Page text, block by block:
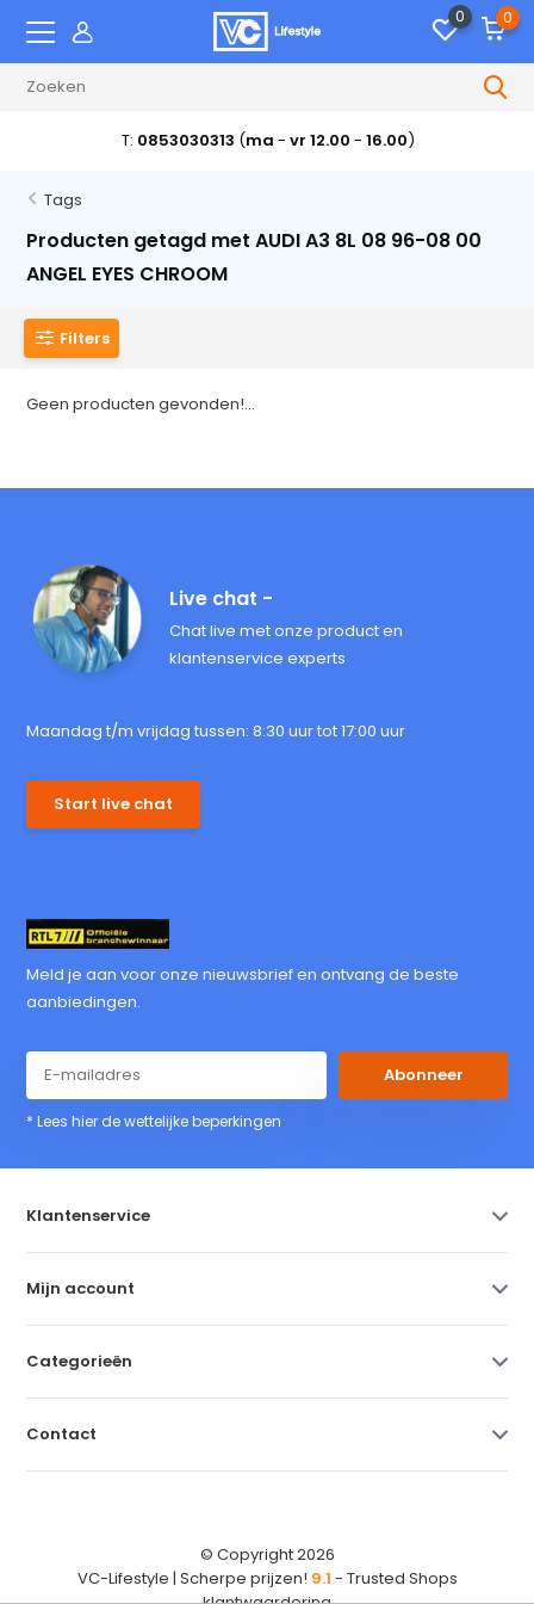
0 0
T: 0853030313 (ma - vr 12.00 - 16.00)
Tags
Producten getagd met AUDI A3 8L 08 96-08 00
ANGEL EYES CHROOM
Filters
Geen producten gevonden!...
Live chat -
Chat live met onze product en
klantenservice experts
Maandag t/m vrijdag tussen: 8:30 uur tot 17:00 uur
Start live chat
Meld je aan voor onze nieuwsbrief en ontvang de beste
aanbiedingen.
Abonneer
* Lees hier de wettelijke beperkingen
Klantenservice
Mijn account
Categorieën
Contact
© Copyright 2026
VC-Lifestyle | Scherpe prijzen! 9.1 - Trusted Shops